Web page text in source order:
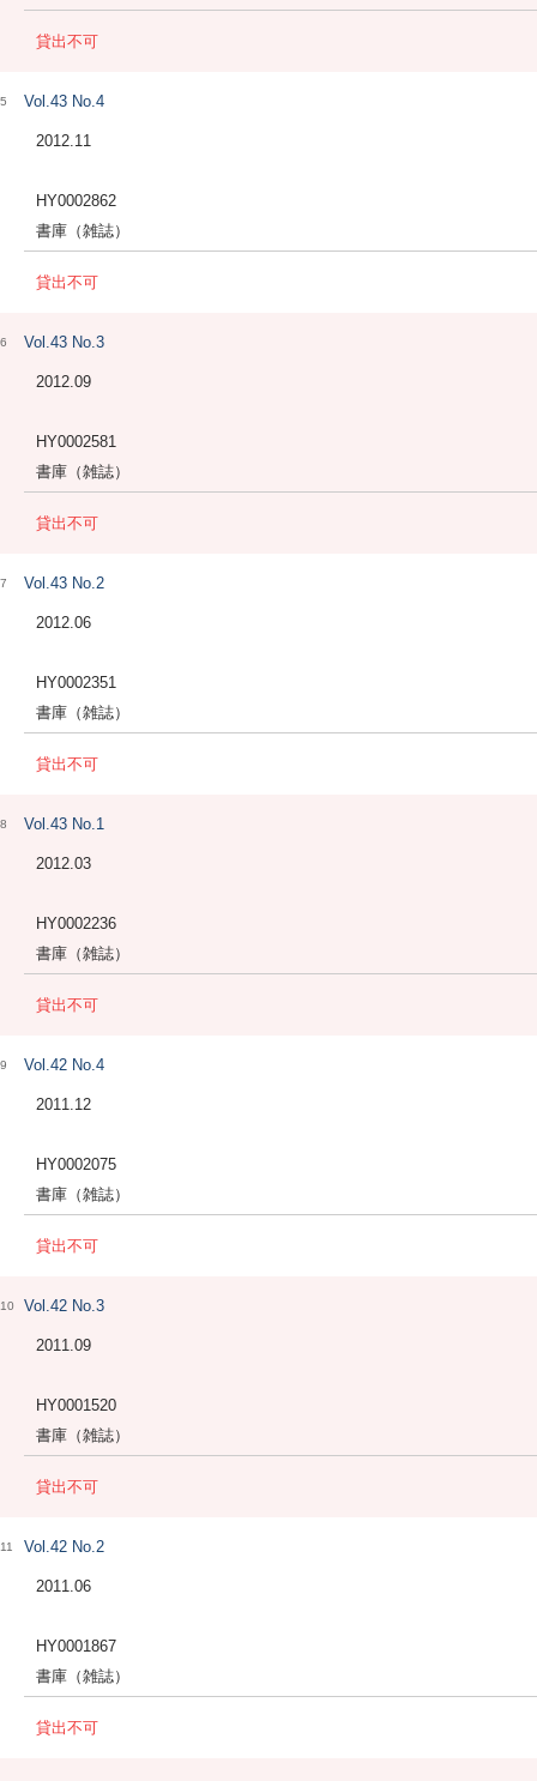
貸出不可
5 Vol.43 No.4
2012.11
HY0002862
書庫（雑誌）
貸出不可
6 Vol.43 No.3
2012.09
HY0002581
書庫（雑誌）
貸出不可
7 Vol.43 No.2
2012.06
HY0002351
書庫（雑誌）
貸出不可
8 Vol.43 No.1
2012.03
HY0002236
書庫（雑誌）
貸出不可
9 Vol.42 No.4
2011.12
HY0002075
書庫（雑誌）
貸出不可
10 Vol.42 No.3
2011.09
HY0001520
書庫（雑誌）
貸出不可
11 Vol.42 No.2
2011.06
HY0001867
書庫（雑誌）
貸出不可